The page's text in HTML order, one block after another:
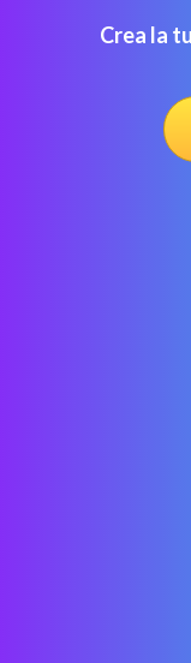
Crea la